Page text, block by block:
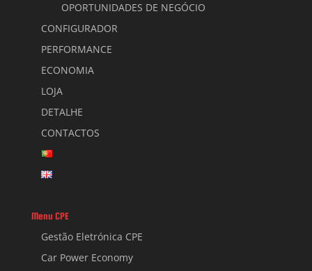
OPORTUNIDADES DE NEGÓCIO
CONFIGURADOR
PERFORMANCE
ECONOMIA
LOJA
DETALHE
CONTACTOS
Menu CPE
Gestão Eletrónica CPE
Car Power Economy